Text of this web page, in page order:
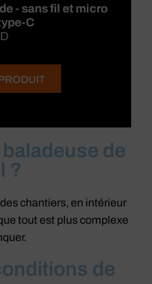
- sans fil et micro
C
de
?
chantiers, en intérieur
tout est plus complexe
de